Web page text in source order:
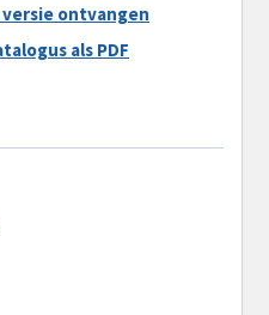
ontvangen
als PDF